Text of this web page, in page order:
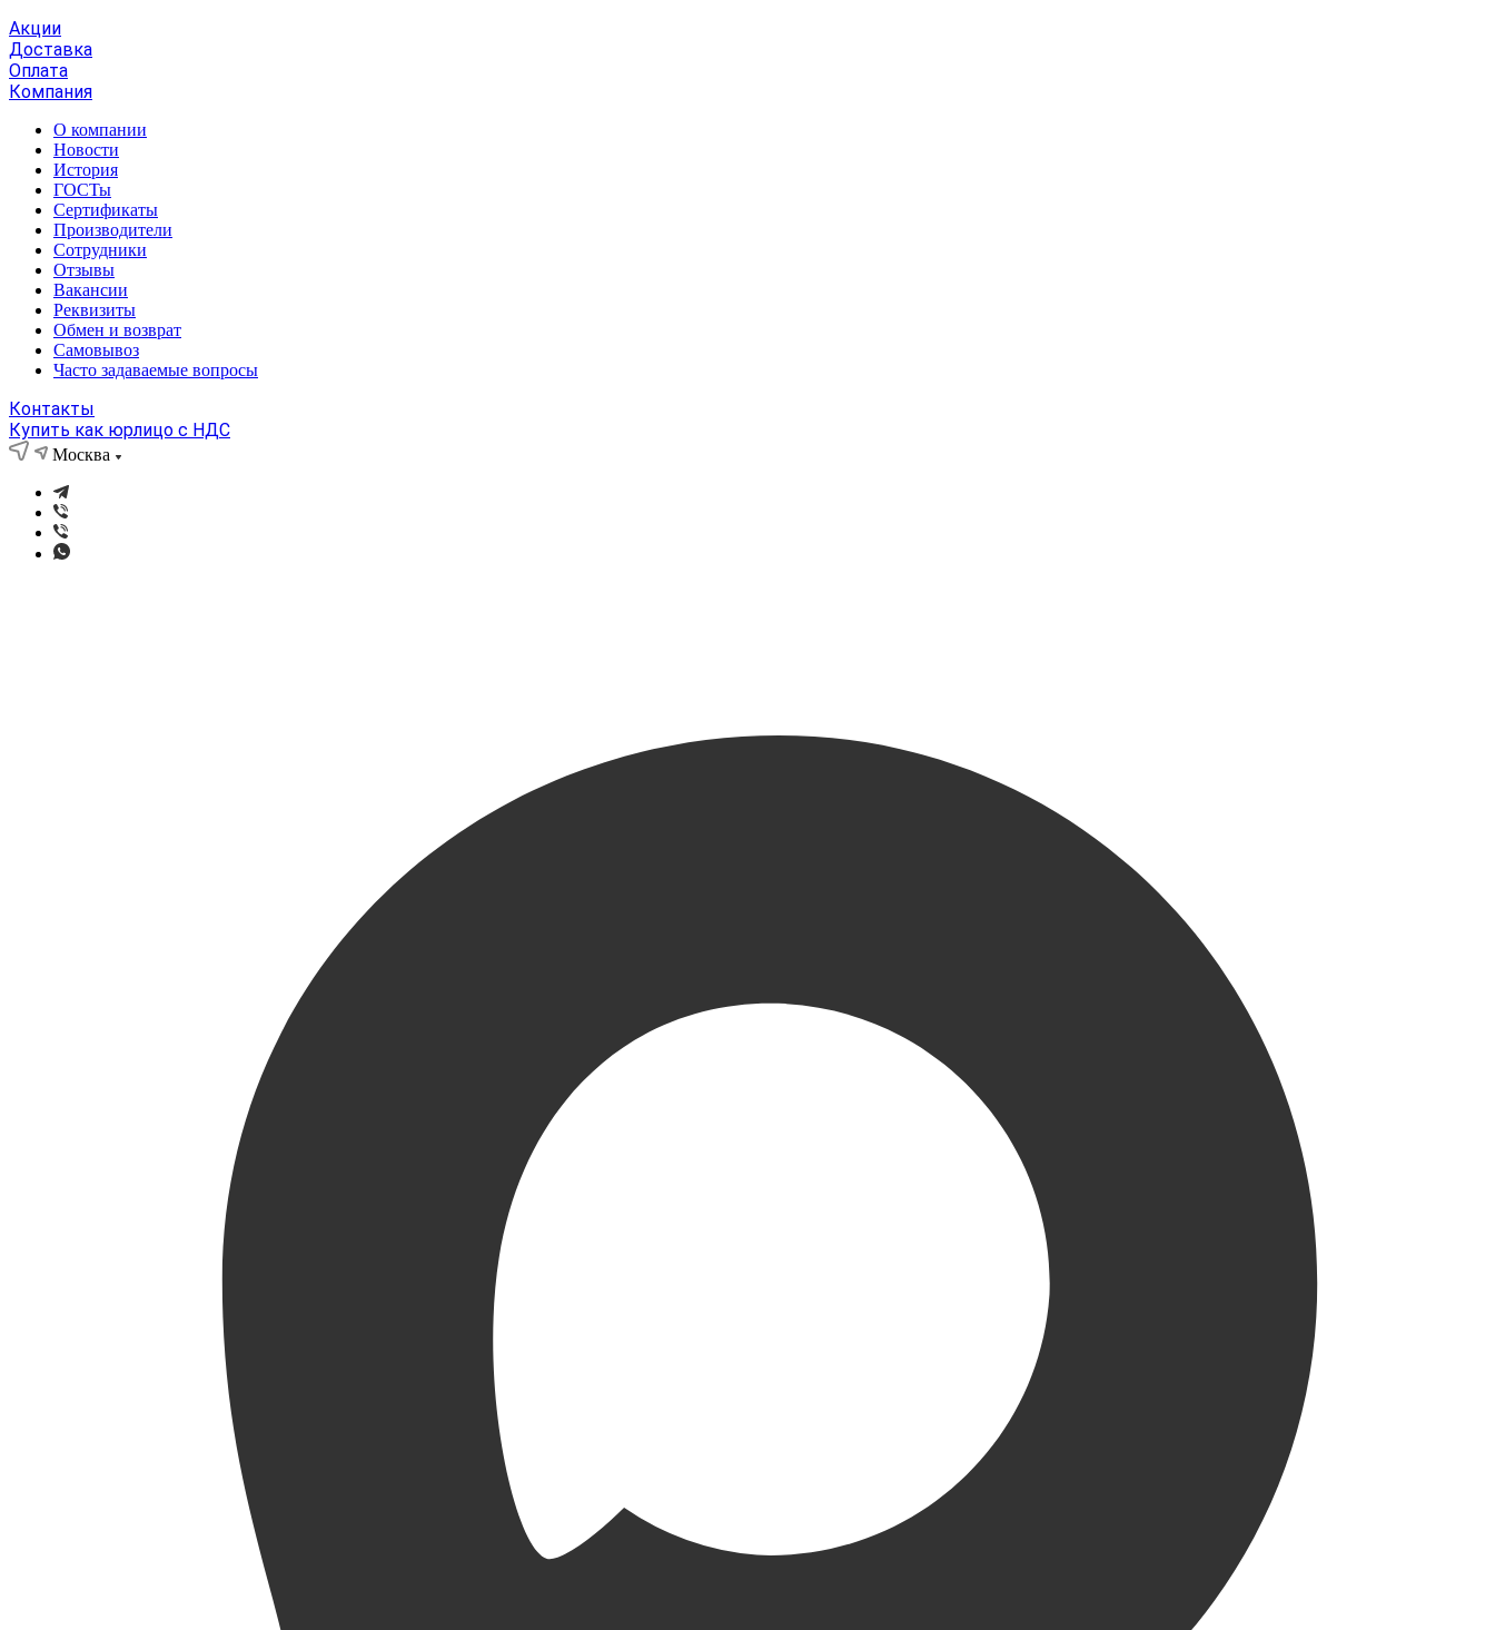
Акции
Доставка
Оплата
Компания
О компании
Новости
История
ГОСТы
Сертификаты
Производители
Сотрудники
Отзывы
Вакансии
Реквизиты
Обмен и возврат
Самовывоз
Часто задаваемые вопросы
Контакты
Купить как юрлицо с НДС
Москва